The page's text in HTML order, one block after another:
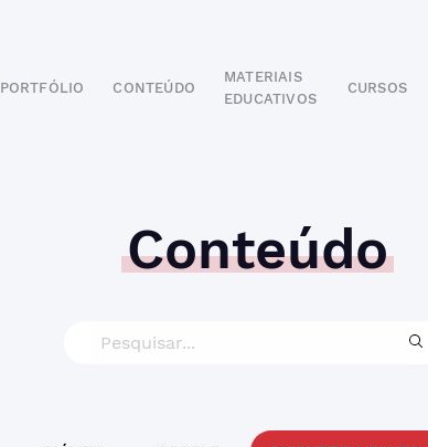
ODONTOLÓGICO
HOTELARIA
BUSINESS INTELIGENCE
PORTFÓLIO CONTEÚDO
MATERIAIS
EDUCATIVOS
CURSOS
Conteúdo